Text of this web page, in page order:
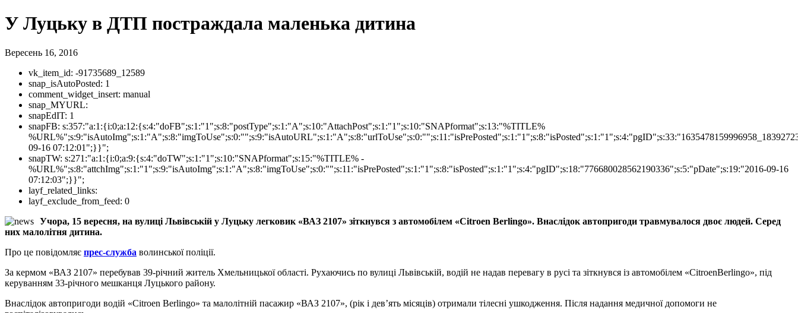
У Луцьку в ДТП постраждала маленька дитина
Вересень 16, 2016
vk_item_id: -91735689_12589
snap_isAutoPosted: 1
comment_widget_insert: manual
snap_MYURL:
snapEdIT: 1
snapFB: s:357:"a:1:{i:0;a:12:{s:4:"doFB";s:1:"1";s:8:"postType";s:1:"A";s:10:"AttachPost";s:1:"1";s:10:"SNAPformat";s:13:"%TITLE%
09-16 07:12:01";}}";
snapTW: s:271:"a:1:{i:0;a:9:{s:4:"doTW";s:1:"1";s:10:"SNAPformat";s:15:"%TITLE% -
%URL%";s:8:"attchImg";s:1:"1";s:9:"isAutoImg";s:1:"A";s:8:"imgToUse";s:0:"";s:11:"isPrePosted";s:1:"1";s:8:"isPosted";s:1:"1";s:4:"pgID";s:18:"776680028562190336";s:5:"pDate";s:19:"2016-09-16
07:12:03";}}";
layf_related_links:
layf_exclude_from_feed: 0
Учора, 15 вересня, на вулиці Львівській у Луцьку легковик «ВАЗ 2107» зіткнувся з автомобілем «Citroen Berlingo». Внаслідок автопригоди травмувалося двоє людей. Серед
них малолітня дитина.
Про це повідомляє прес-служба волинської поліції.
За кермом «ВАЗ 2107» перебував 39-річний житель Хмельницької області. Рухаючись по вулиці Львівській, водій не надав перевагу в русі та зіткнувся із автомобілем «CitroenBerlingo», під
керуванням 33-річного мешканця Луцького району.
Внаслідок автопригоди водій «Citroen Berlingo» та малолітній пасажир «ВАЗ 2107», (рік і дев’ять місяців) отримали тілесні ушкодження. Після надання медичної допомоги не